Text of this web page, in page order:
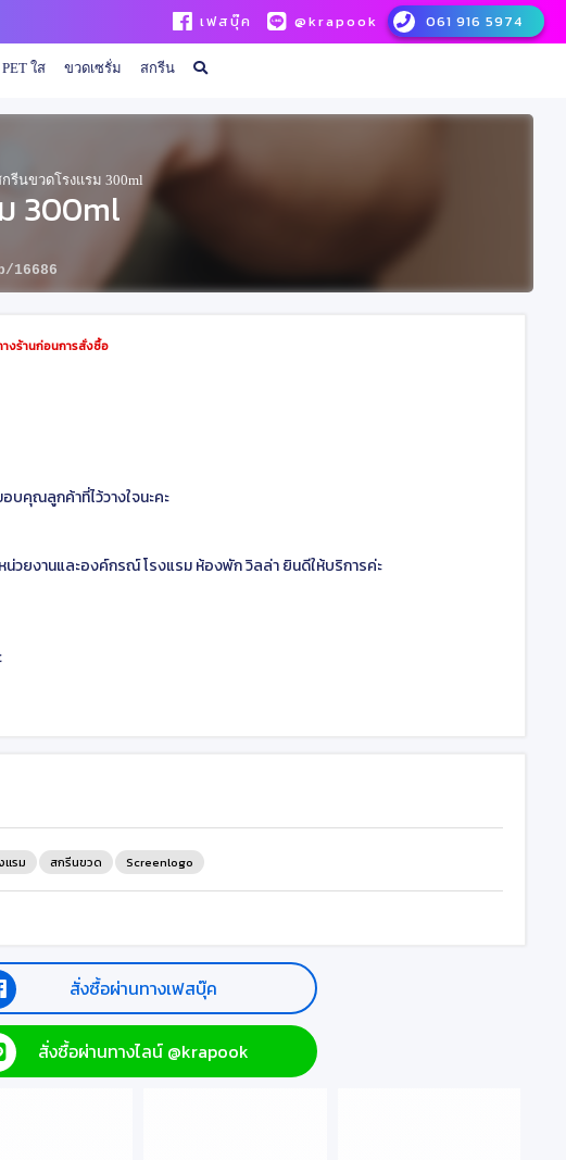
เฟสบุ๊ค @krapook 061 916 5974
ใส ขวดเซรั่ม สกรีน
กรีนขวดโรงแรม 300ml
300ml
16686
งร้านก่อนการสั่งซื้อ
บคุณลูกค้าที่ไว้วางใจนะคะ
น่วยงานและองค์กรณ์ โรงแรม ห้องพัก วิลล่า ยินดีให้บริการค่ะ
แรม สกรีนขวด Screenlogo
สั่งซื้อผ่านทางเฟสบุ๊ค
สั่งซื้อผ่านทางไลน์ @krapook